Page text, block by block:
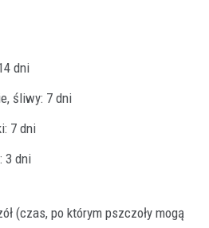
dni
śliwy: 7 dni
7 dni
3 dni
(czas, po którym pszczoły mogą